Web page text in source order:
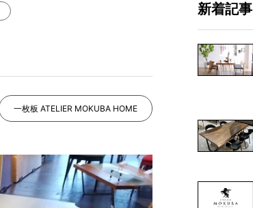
納品事例
納品事例（住宅・インテリア）
納品事例（店舗・オフィス）
お客様の声
コーディネート集
一枚板 ATELIER MOKUBA HOME
新着記事